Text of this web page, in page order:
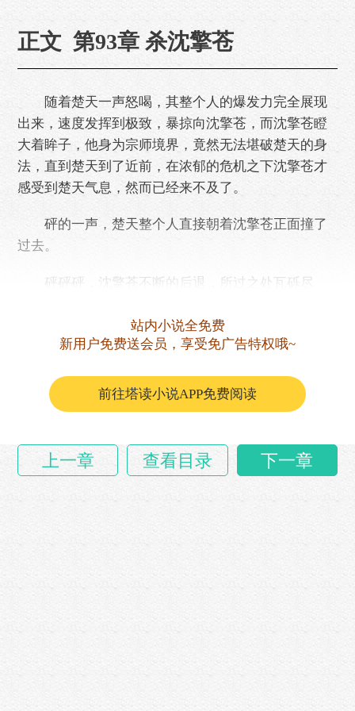
正文 第93章 杀沈擎苍
随着楚天一声怒喝，其整个人的爆发力完全展现
出来，速度发挥到极致，暴掠向沈擎苍，而沈擎苍瞪
大着眸子，他身为宗师境界，竟然无法堪破楚天的身
法，直到楚天到了近前，在浓郁的危机之下沈擎苍才
感受到楚天气息，然而已经来不及了。
砰的一声，楚天整个人直接朝着沈擎苍正面撞了
过去。
砰砰砰，沈擎苍不断的后退，所过之处瓦砾尽
站内小说全免费
新用户免费送会员，享受免广告特权哦~
前往塔读小说APP免费阅读
上一章 查看目录 下一章